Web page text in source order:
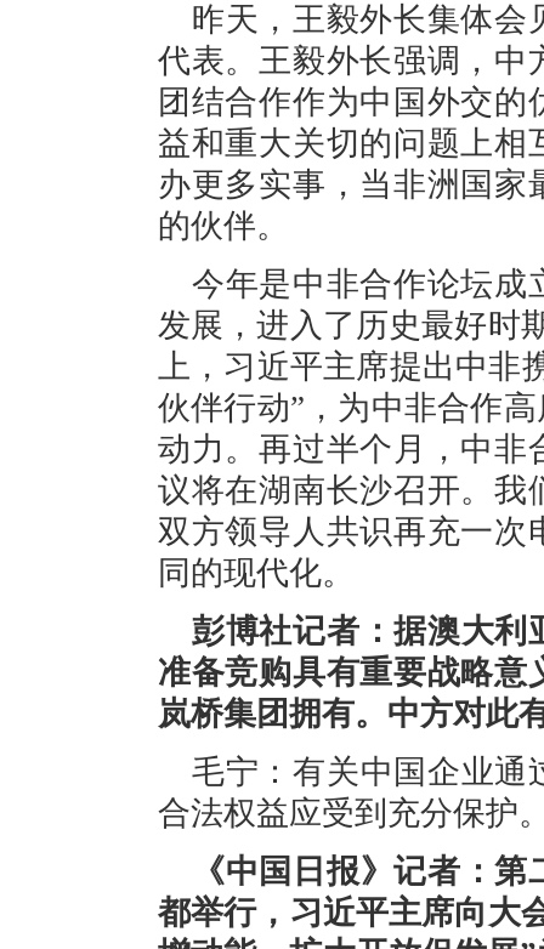
昨天，王毅外长集体会
代表。王毅外长强调，中
团结合作作为中国外交
益和重大关切的问题上相
办更多实事，当非洲国
的伙伴。
今年是中非合作论坛成
发展，进入了历史最好时
上，习近平主席提出中非
伙伴行动”，为中非合作
动力。再过半个月，中非
议将在湖南长沙召开。我
双方领导人共识再充一次
同的现代化。
彭博社记者：据澳大利
准备竞购具有重要战略意
岚桥集团拥有。中方对此
毛宁：有关中国企业通
合法权益应受到充分保护
《中国日报》记者：
都举行，习近平主席向大